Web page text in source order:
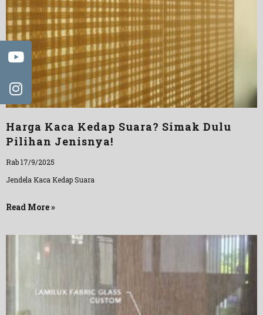
Harga Kaca Kedap Suara? Simak Dulu
Pilihan Jenisnya!
Rab 17/9/2025
Jendela Kaca Kedap Suara
Read More »